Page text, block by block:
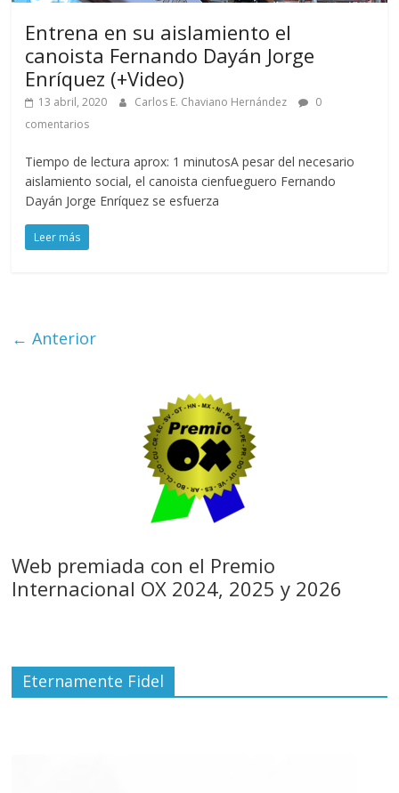
Entrena en su aislamiento el
canoista Fernando Dayán Jorge
Enríquez (+Video)
13 abril, 2020 Carlos E. Chaviano Hernández
0
comentarios
Tiempo de lectura aprox: 1 minutosA pesar del necesario
aislamiento social, el canoista cienfueguero Fernando
Dayán Jorge Enríquez se esfuerza
Leer más
← Anterior
Web premiada con el Premio
Internacional OX 2024, 2025 y 2026
Eternamente Fidel